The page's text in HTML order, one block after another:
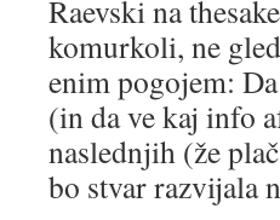
Raevski na
komurkoli, ne
enim pogojem:
(in da ve kaj info
naslednjih (že
bo stvar razvijala